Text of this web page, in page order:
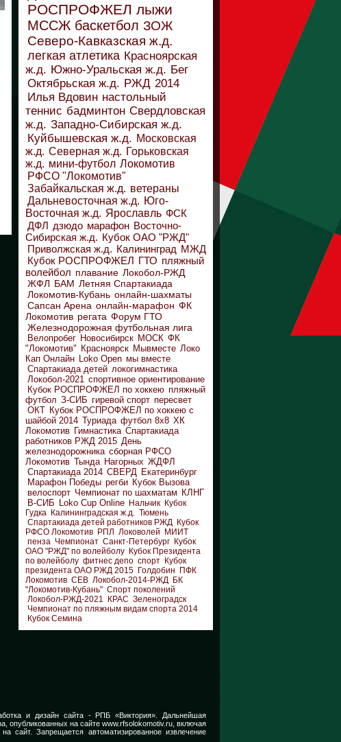
РОСПРОФЖЕЛ лыжи
МССЖ баскетбол ЗОЖ
Северо-Кавказская ж.д.
легкая атлетика Красноярская
ж.д. Южно-Уральская ж.д. Бег
Октябрьская ж.д. РЖД 2014
Илья Вдовин настольный
теннис бадминтон Свердловская
ж.д. Западно-Сибирская ж.д.
Куйбышевская ж.д. Московская
ж.д. Северная ж.д. Горьковская
ж.д. мини-футбол Локомотив
РФСО "Локомотив"
Забайкальская ж.д. ветераны
Дальневосточная ж.д. Юго-
Восточная ж.д. Ярославль ФСК
ДФЛ дзюдо марафон Восточно-
Сибирская ж.д. Кубок ОАО "РЖД"
Приволжская ж.д. Калининград МЖД
Кубок РОСПРОФЖЕЛ ГТО пляжный
волейбол плавание Локобол-РЖД
ЖФЛ БАМ Летняя Спартакиада
Локомотив-Кубань онлайн-шахматы
Сапсан Арена онлайн-марафон ФК
Локомотив регата Форум ГТО
Железнодорожная футбольная лига
Велопробег Новосибирск МОСК ФК
"Локомотив" Красноярск Мывместе Локо
Кап Онлайн Loko Open мы вместе
Спартакиада детей локогимнастика
Локобол-2021 спортивное ориентирование
Кубок РОСПРОФЖЕЛ по хоккею пляжный
футбол З-СИБ гиревой спорт пересвет
ОКТ Кубок РОСПРОФЖЕЛ по хоккею с
шайбой 2014 Туриада футбол 8х8 ХК
Локомотив Гимнастика Спартакиада
работников РЖД 2015 День
железнодорожника сборная РФСО
Локомотив Тында Нагорных ЖДФЛ
Спартакиада 2014 СВЕРД Екатеринбург
Марафон Победы регби Кубок Вызова
велоспорт Чемпионат по шахматам КЛНГ
В-СИБ Loko Cup Online Нальчик Кубок
Гудка Калининградская ж.д. Тюмень
Спартакиада детей работников РЖД Кубок
РФСО Локомотив РПЛ Локоволей
МИИТ
пенза Чемпионат Санкт-Петербург Кубок
ОАО "РЖД" по волейболу Кубок Президента
по волейболу фитнес депо спорт Кубок
президента ОАО РЖД 2015 Голдобин
ПФК
Локомотив СЕВ Локобол-2014-РЖД БК
"Локомотив-Кубань" Спорт поколений
Локобол-РЖД-2021
КРАС Зеленоградск
Чемпионат по пляжным видам спорта 2014
Кубок Семина
и дизайн сайта - РПБ «Виктория».
Дальнейшая
опубликованных на сайте www.rfsolokomotiv.ru, включая
сайт. Запрещается автоматизированное извлечение